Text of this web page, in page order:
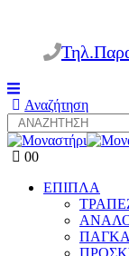
Αναζήτηση
00
ΕΠΙΠΛΑ